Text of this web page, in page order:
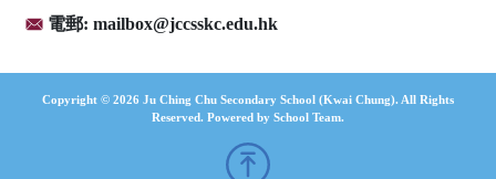
電郵: mailbox@jccsskc.edu.hk
Copyright © 2026 Ju Ching Chu Secondary School (Kwai Chung). All Rights
Reserved. Powered by School Team.